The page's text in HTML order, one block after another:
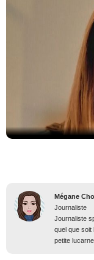
Mégane
Journaliste
Journaliste
quel que soit
petite